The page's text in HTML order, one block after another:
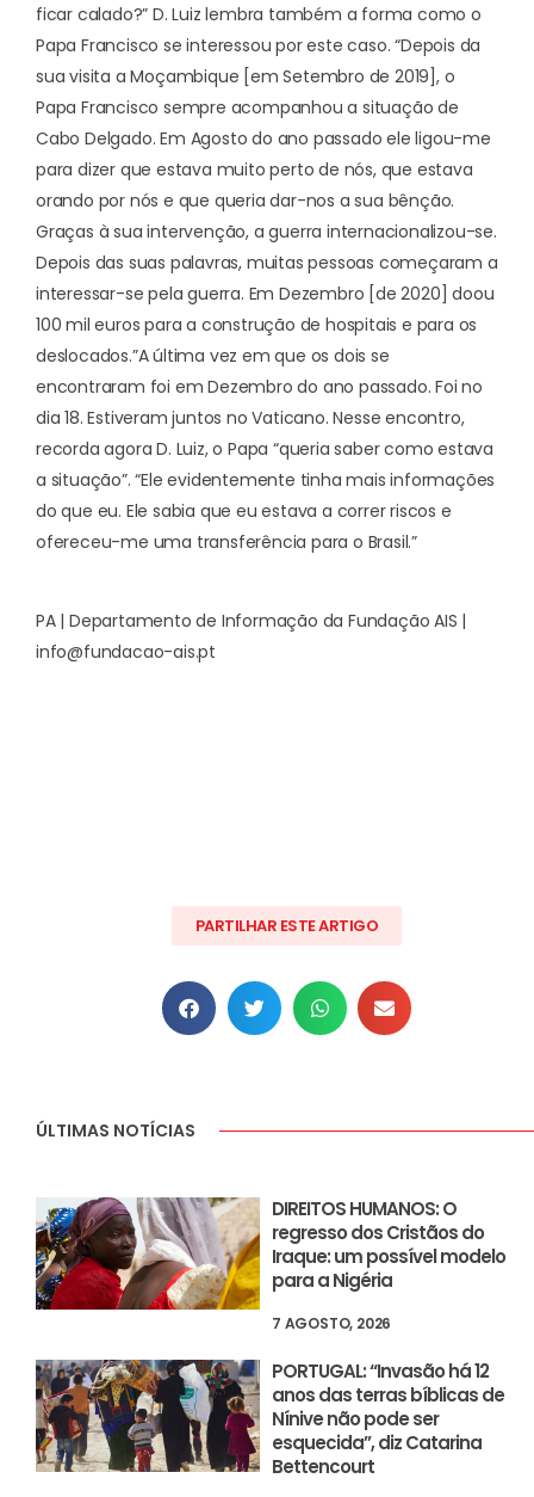
ficar calado?” D. Luiz lembra também a forma como o
Papa Francisco se interessou por este caso. “Depois da
sua visita a Moçambique [em Setembro de 2019], o
Papa Francisco sempre acompanhou a situação de
Cabo Delgado. Em Agosto do ano passado ele ligou-me
para dizer que estava muito perto de nós, que estava
orando por nós e que queria dar-nos a sua bênção.
Graças à sua intervenção, a guerra internacionalizou-se.
Depois das suas palavras, muitas pessoas começaram a
interessar-se pela guerra. Em Dezembro [de 2020] doou
100 mil euros para a construção de hospitais e para os
deslocados.”A última vez em que os dois se
encontraram foi em Dezembro do ano passado. Foi no
dia 18. Estiveram juntos no Vaticano. Nesse encontro,
recorda agora D. Luiz, o Papa “queria saber como estava
a situação”. “Ele evidentemente tinha mais informações
do que eu. Ele sabia que eu estava a correr riscos e
ofereceu-me uma transferência para o Brasil.”
PA | Departamento de Informação da Fundação AIS |
info@fundacao-ais.pt
PARTILHAR ESTE ARTIGO
ÚLTIMAS NOTÍCIAS
DIREITOS HUMANOS: O
regresso dos Cristãos do
Iraque: um possível modelo
para a Nigéria
7 AGOSTO, 2026
PORTUGAL: “Invasão há 12
anos das terras bíblicas de
Nínive não pode ser
esquecida”, diz Catarina
Bettencourt